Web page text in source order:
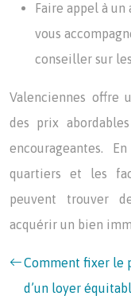
Faire appel à
vous
conseiller sur
Valenciennes offre
des prix
encourageantes.
quartiers et les
peuvent trouver
acquérir un bien
Comment fixer le
d’un loyer